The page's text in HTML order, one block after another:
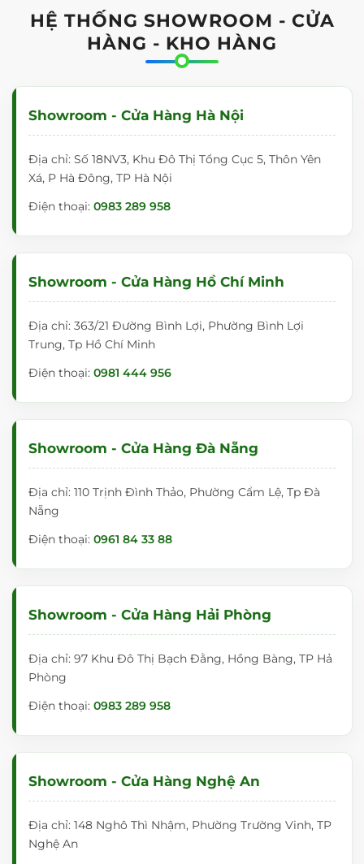
CẤU TẠO CỦA BẢNG TRẮNG DI
ĐỘNG VIẾT BÚT DẠ NANOTECH
g
cấp,
có
khả
năn
g
chốn
g lóa
tốt.
M
ặt
ả
từ
tr
ó
h
n
đ
ợ
c
n
h
HỆ THỐNG SHOWROOM - CỬA
HÀNG - KHO HÀNG
Showroom - Cửa Hàng Hà Nội
Địa chỉ: Số 18NV3, Khu Đô Thị Tổng Cục 5, Thôn Yên
Xá, P Hà Đông, TP Hà Nội
Điện thoại: 0983 289 958
Showroom - Cửa Hàng Hồ Chí Minh
Địa chỉ: 363/21 Đường Bình Lợi, Phường Bình Lợi
Trung, Tp Hồ Chí Minh
Điện thoại: 0981 444 956
Showroom - Cửa Hàng Đà Nẵng
Địa chỉ: 110 Trịnh Đình Thảo, Phường Cẩm Lệ, Tp Đà
Nẵng
Điện thoại: 0961 84 33 88
Showroom - Cửa Hàng Hải Phòng
Địa chỉ: 97 Khu Đô Thị Bạch Đằng, Hồng Bàng, TP Hả
Phòng
Điện thoại: 0983 289 958
Showroom - Cửa Hàng Nghệ An
Địa chỉ: 148 Nghô Thì Nhậm, Phường Trường Vinh, TP
Nghệ An